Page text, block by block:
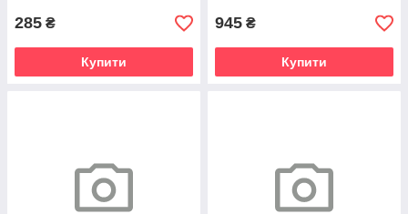
285 ₴
Купити
945 ₴
Купити